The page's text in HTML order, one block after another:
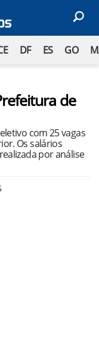
DF ES GO
de
com 25 vagas
Os salários
por análise